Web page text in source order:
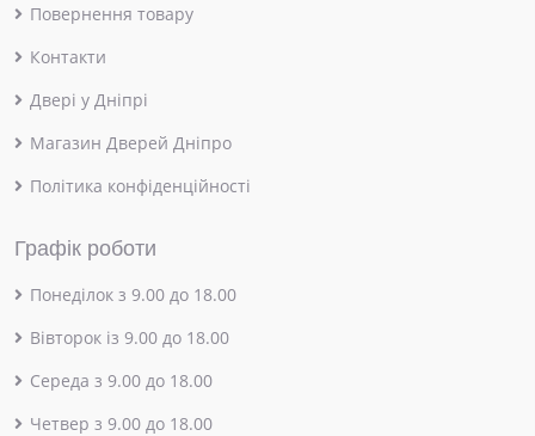
Повернення товару
Контакти
Двері у Дніпрі
Магазин Дверей Дніпро
Політика конфіденційності
Графік роботи
Понеділок з 9.00 до 18.00
Вівторок із 9.00 до 18.00
Середа з 9.00 до 18.00
Четвер з 9.00 до 18.00